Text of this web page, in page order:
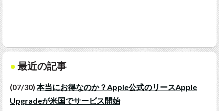
最近の記事
(07/30) 本当にお得なのか？Apple公式のリースApple
Upgradeが米国でサービス開始